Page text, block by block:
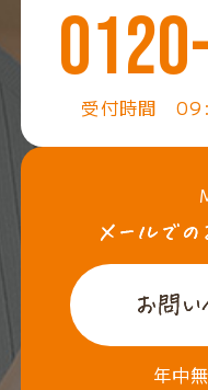
受付時間
年中